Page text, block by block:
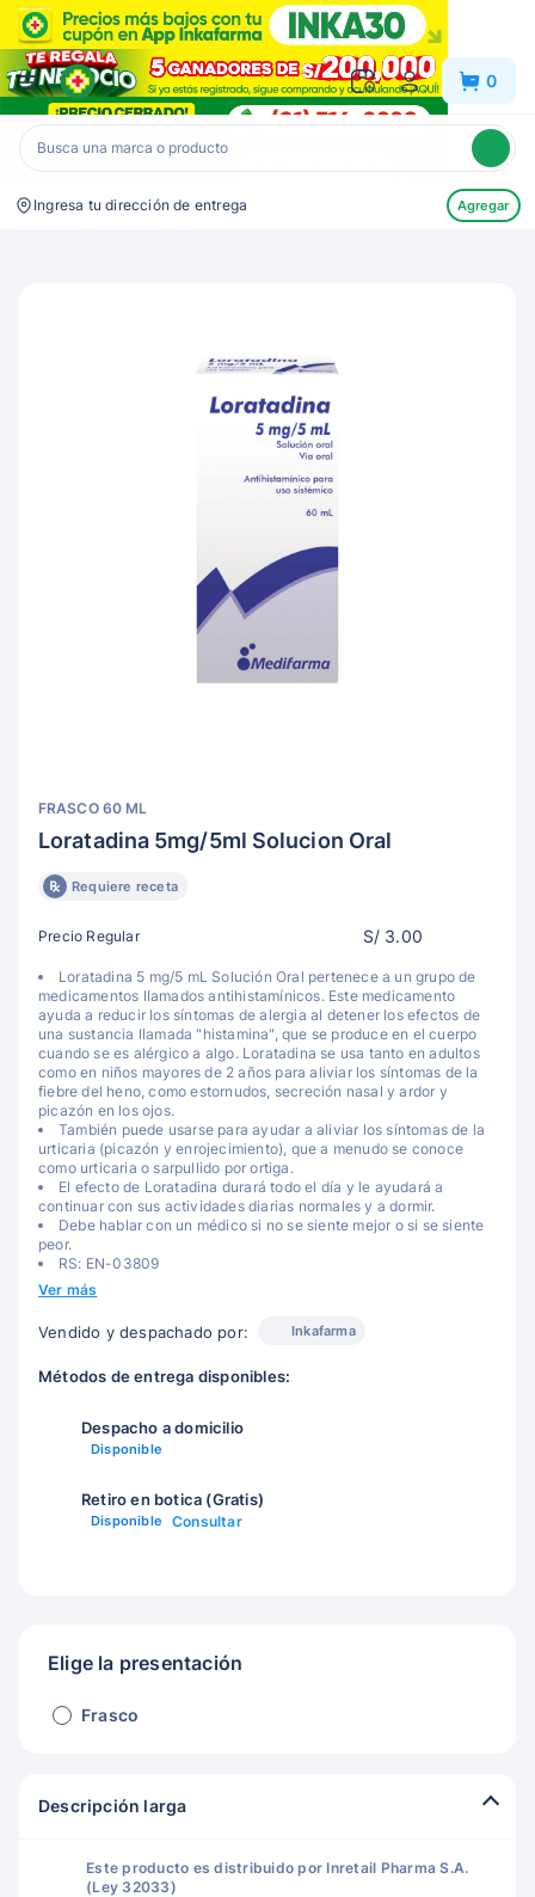
Inkafarma 0
Ingresa tu dirección de entrega Agregar
FRASCO 60 ML
Loratadina 5mg/5ml Solucion Oral
Requiere receta
Precio Regular S/ 3.00
Loratadina 5 mg/5 mL Solución Oral pertenece a un grupo de
medicamentos llamados antihistamínicos. Este medicamento
ayuda a reducir los síntomas de alergia al detener los efectos de
una sustancia llamada "histamina", que se produce en el cuerpo
cuando se es alérgico a algo. Loratadina se usa tanto en adultos
como en niños mayores de 2 años para aliviar los síntomas de la
fiebre del heno, como estornudos, secreción nasal y ardor y
picazón en los ojos.
También puede usarse para ayudar a aliviar los síntomas de la
urticaria (picazón y enrojecimiento), que a menudo se conoce
como urticaria o sarpullido por ortiga.
El efecto de Loratadina durará todo el día y le ayudará a
continuar con sus actividades diarias normales y a dormir.
Debe hablar con un médico si no se siente mejor o si se siente
peor.
RS: EN-03809
Ver más
Vendido y despachado por: Inkafarma
Métodos de entrega disponibles:
Despacho a domicilio
Disponible
Retiro en botica (Gratis)
Disponible Consultar
Elige la presentación
Frasco
Descripción larga
Este producto es distribuido por Inretail Pharma S.A.
(Ley 32033)